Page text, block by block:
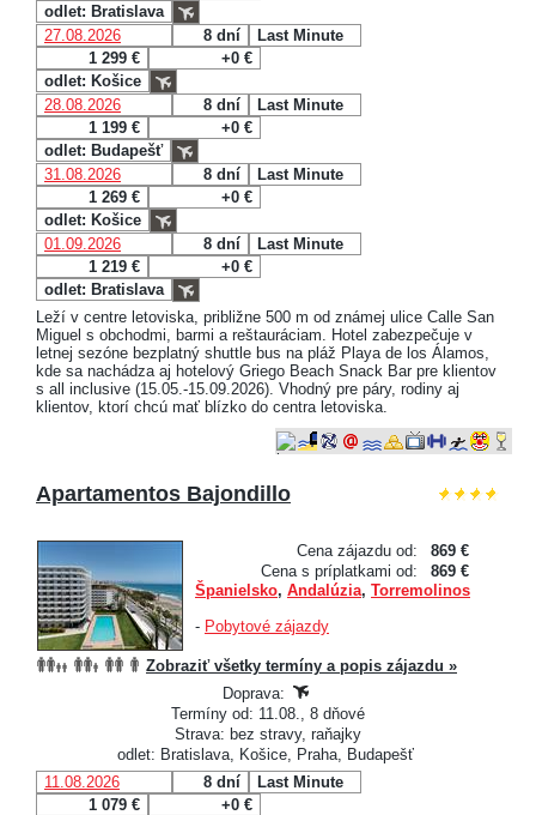
odlet: Bratislava
27.08.2026
8 dní
Last Minute
1 299 €
+0 €
odlet: Košice
28.08.2026
8 dní
Last Minute
1 199 €
+0 €
odlet: Budapešť
31.08.2026
8 dní
Last Minute
1 269 €
+0 €
odlet: Košice
01.09.2026
8 dní
Last Minute
1 219 €
+0 €
odlet: Bratislava
Leží v centre letoviska, približne 500 m od známej ulice Calle San
Miguel s obchodmi, barmi a reštauráciam. Hotel zabezpečuje v
letnej sezóne bezplatný shuttle bus na pláž Playa de los Álamos,
kde sa nachádza aj hotelový Griego Beach Snack Bar pre klientov
s all inclusive (15.05.-15.09.2026). Vhodný pre páry, rodiny aj
klientov, ktorí chcú mať blízko do centra letoviska.
Apartamentos Bajondillo
Cena zájazdu od:
869 €
Cena s príplatkami od:
869 €
Španielsko, Andalúzia, Torremolinos
- Pobytové zájazdy
Zobraziť všetky termíny a popis zájazdu »
Doprava:
Termíny od: 11.08., 8 dňové
Strava: bez stravy, raňajky
odlet: Bratislava, Košice, Praha, Budapešť
11.08.2026
8 dní
Last Minute
1 079 €
+0 €